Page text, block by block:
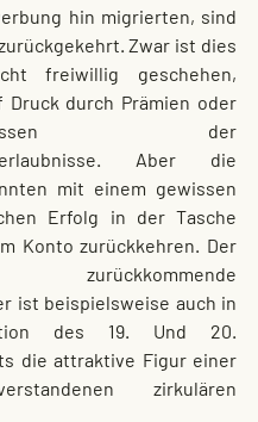
hin migrierten, sind
Zwar ist dies
freiwillig geschehen,
Druck durch Prämien oder
der
Aber die
mit einem gewissen
Erfolg in der Tasche
Konto zurückkehren. Der
zurückkommende
ist beispielsweise auch in
des 19. Und 20.
die attraktive Figur einer
zirkulären